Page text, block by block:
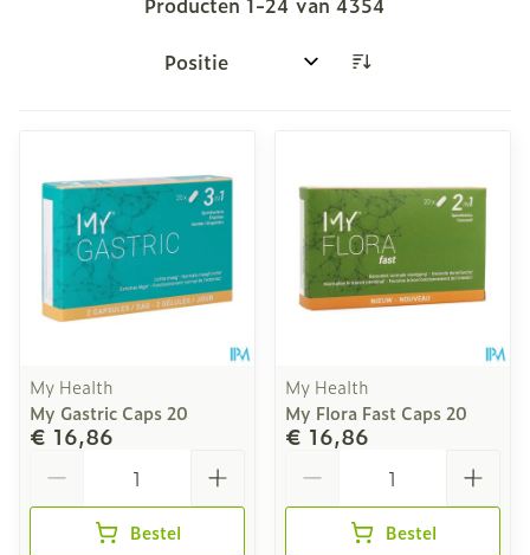
Sorteer op:
My Health
My Gastric Caps 20
€ 16,86
Bestel
My Health
My Flora Fast Caps 20
€ 16,86
Bestel